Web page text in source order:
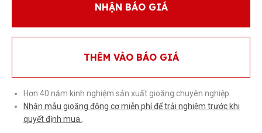
NHẬN BÁO GIÁ
THÊM VÀO BÁO GIÁ
Hơn 40 năm kinh nghiệm sản xuất gioăng chuyên nghiệp.
Nhận mẫu gioăng động cơ miễn phí để trải nghiệm trước khi
quyết định mua.